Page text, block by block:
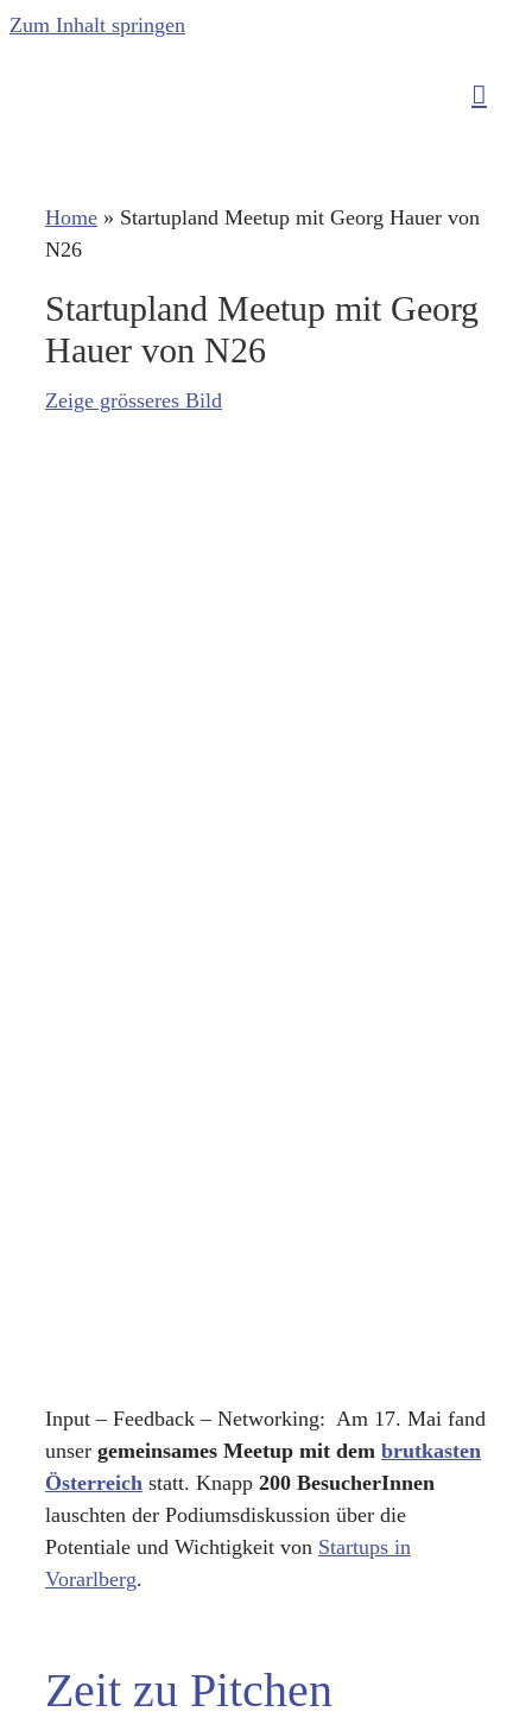
Zum Inhalt springen
Home » Startupland Meetup mit Georg Hauer von
N26
Startupland Meetup mit Georg
Hauer von N26
Zeige grösseres Bild
Input – Feedback – Networking: Am 17. Mai fand
unser gemeinsames Meetup mit dem brutkasten
Österreich statt. Knapp 200 BesucherInnen
lauschten der Podiumsdiskussion über die
Potentiale und Wichtigkeit von Startups in
Vorarlberg.
Zeit zu Pitchen